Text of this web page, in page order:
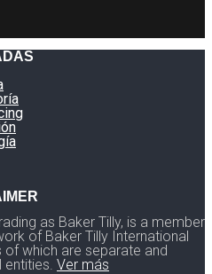
as Baker Tilly, is a member
of Baker Tilly International
of which are separate and
entities. Ver más